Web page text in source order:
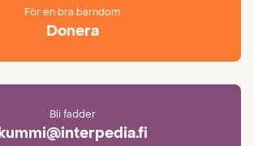
För en bra barndom
Donera
Bli fadder